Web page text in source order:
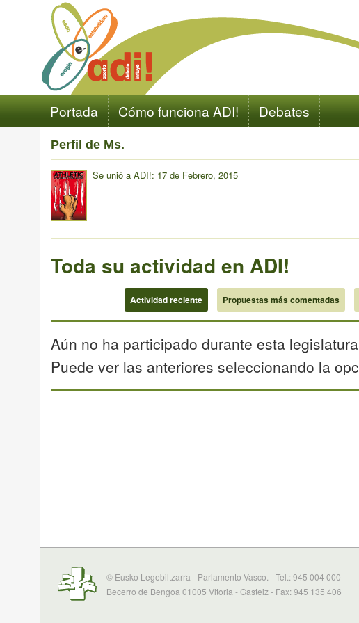
Portada Cómo funciona ADI! Debates
Perfil de Ms.
Se unió a ADI!: 17 de Febrero, 2015
Toda su actividad en ADI!
Actividad reciente Propuestas más comentadas
Aún no ha participado durante esta
Puede ver las anteriores seleccionando la
© Eusko Legebiltzarra - Parlamento Vasco. - Tel.: 945 004 000
Becerro de Bengoa 01005 Vitoria - Gasteiz - Fax: 945 135 406